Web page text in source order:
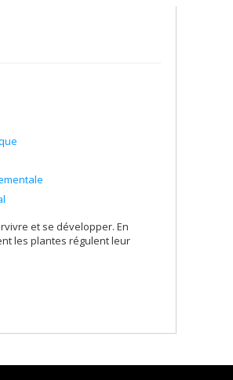
permettant de prédire la
couteuses/rares.
et se développer. En
les plantes régulent leur